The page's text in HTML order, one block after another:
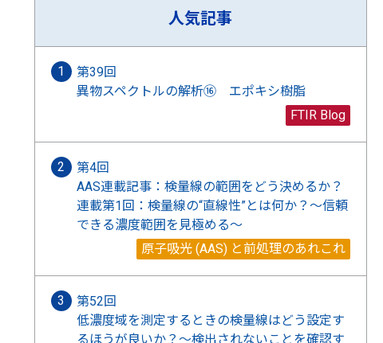
人気記事
第39回
異物スペクトルの解析⑯ エポキシ樹脂
FTIR Blog
第4回
AAS連載記事：検量線の範囲をどう決めるか？
連載第1回：検量線の“直線性”とは何か？〜信頼
できる濃度範囲を見極める〜
原子吸光 (AAS) と前処理のあれこれ
第52回
低濃度域を測定するときの検量線はどう設定す
るほうが良いか？～検出されないことを確認す